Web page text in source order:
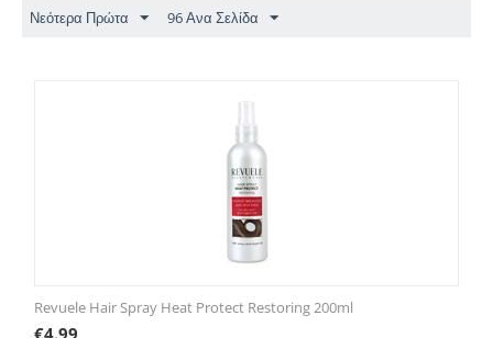
Νεότερα Πρώτα 96 Ανα Σελίδα
Revuele Hair Spray Heat Protect Restoring 200ml
€4.99